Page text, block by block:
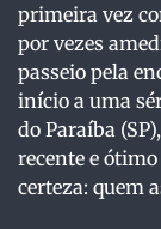
primeira vez
por vezes
passeio pela
início a uma
do Paraíba
recente e
certeza: quem